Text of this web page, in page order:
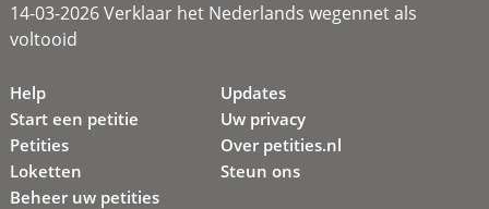
14-03-2026 Verklaar het Nederlands wegennet als
voltooid
Help
Start een petitie
Petities
Loketten
Beheer uw petities
Updates
Uw privacy
Over petities.nl
Steun ons